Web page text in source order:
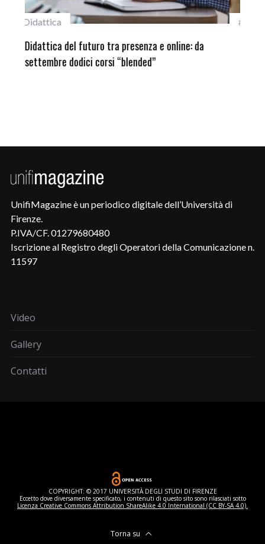
#studentiunifi
Laureata Unifi premiata nella settima edizione
del Premio “Giancarlo Guasti”
UnifiMagazine è un periodico digitale dell’Università di
Firenze.
P.IVA/CF. 01279680480
Iscrizione al Registro degli Operatori della Comunicazione n.
11597
Video
Gallery
Contatti
COPYRIGHT: © 2017 UNIVERSITÀ DEGLI STUDI DI FIRENZE
Eccetto dove diversamente specificato, i contenuti di questo sito sono rilasciati sotto
Licenza Creative Commons Attribution ShareAlike 4.0 International (CC BY-SA 4.0).
Torna su